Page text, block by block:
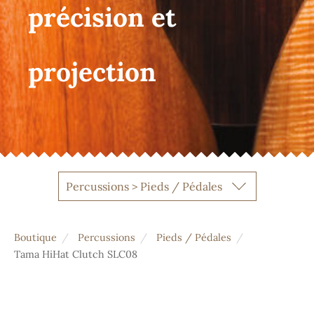
précision et
projection
Percussions > Pieds / Pédales
Boutique Percussions
Pieds / Pédales
Tama HiHat Clutch SLC08